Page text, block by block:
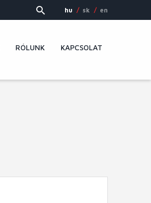
hu sk en
RÓLUNK KAPCSOLAT